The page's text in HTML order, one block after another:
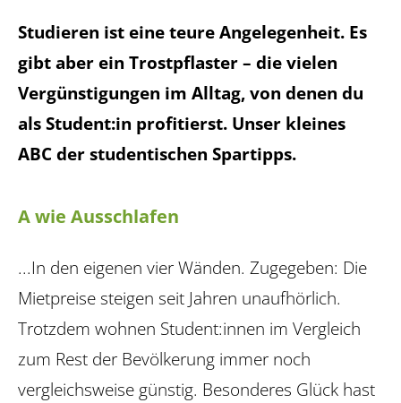
Studieren ist eine teure Angelegenheit. Es
gibt aber ein Trostpflaster – die vielen
Vergüns­tigungen im Alltag, von denen du
als Student:in profitierst. Unser kleines
ABC der studen­tischen Spartipps.
A wie Ausschlafen
...In den eigenen vier Wänden. Zugegeben: Die
Mietpreise steigen seit Jahren unaufhörlich.
Trotzdem wohnen Student:innen im Vergleich
zum Rest der Bevölkerung immer noch
vergleichsweise günstig. Besonderes Glück hast